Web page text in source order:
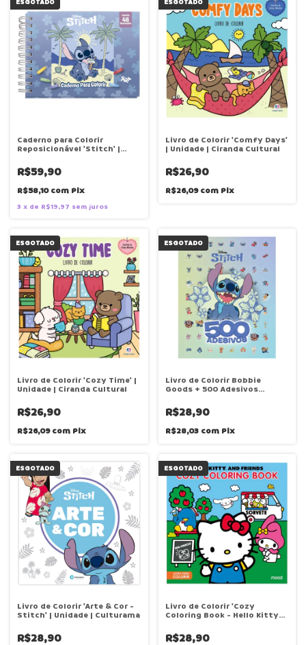
ESGOTADO
Caderno para Colorir
Reposicionável 'Stitch' |
R$59,90
R$58,10com Pix
3 x de R$19,97 sem juros
ESGOTADO
Livro de Colorir 'Comfy Days'
| Unidade | Ciranda Cultural
R$26,90
R$26,09com Pix
ESGOTADO
Livro de Colorir 'Cozy Time' |
Unidade | Ciranda Cultural
R$26,90
R$26,09com Pix
ESGOTADO
Livro de Colorir Bobbie
Goods + 500 Adesivos
Culturama
R$28,90
R$28,03 com Pix
ESGOTADO
Livro de Colorir 'Arte & Cor -
Stitch' | Unidade | Culturama
R$28,90
ESGOTADO
Livro de Colorir 'Cozy
Coloring Book - Hello Kitty
Ciranda Cultural
R$28,90